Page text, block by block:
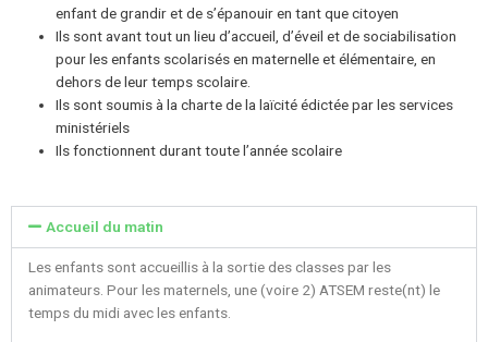
enfant de grandir et de s’épanouir en tant que citoyen
Ils sont avant tout un lieu d’accueil, d’éveil et de sociabilisation
pour les enfants scolarisés en maternelle et élémentaire, en
dehors de leur temps scolaire.
Ils sont soumis à la charte de la laïcité édictée par les services
ministériels
Ils fonctionnent durant toute l’année scolaire
Accueil du matin
Les enfants sont accueillis à la sortie des classes par les
animateurs. Pour les maternels, une (voire 2) ATSEM reste(nt) le
temps du midi avec les enfants.